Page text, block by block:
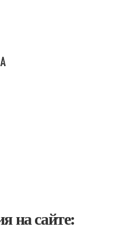
на сайте: